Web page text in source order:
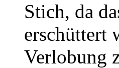
Stich, da
erschüttert
Verlobung